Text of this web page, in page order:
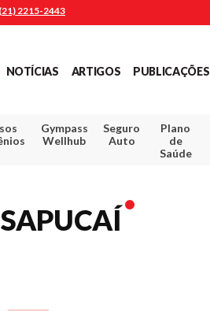
2215-2443
NOTÍCIAS ARTIGOS PUBLICAÇÕES
Gympass
Wellhub
Seguro
Auto
Plano
de
Saúde
SAPUCAÍ